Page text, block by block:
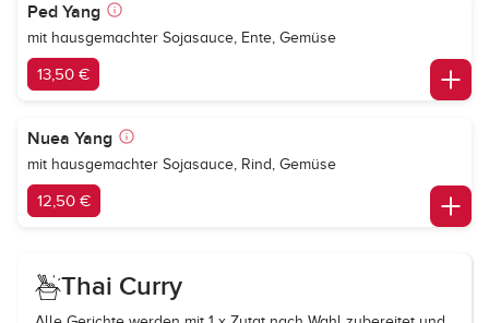
Ped Yang
mit hausgemachter Sojasauce, Ente, Gemüse
13,50 €
Nuea Yang
mit hausgemachter Sojasauce, Rind, Gemüse
12,50 €
Thai Curry